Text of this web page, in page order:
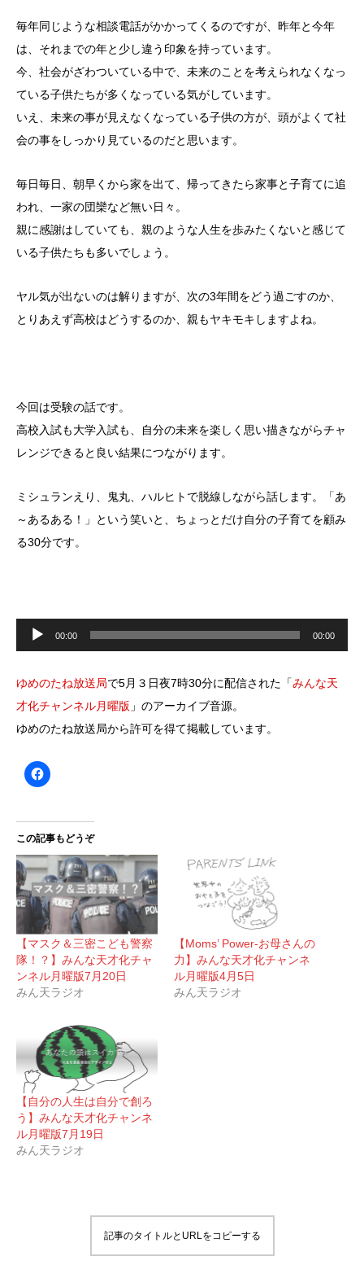
毎年同じような相談電話がかかってくるのですが、昨年と今年
は、それまでの年と少し違う印象を持っています。
今、社会がざわついている中で、未来のことを考えられなくなっ
ている子供たちが多くなっている気がしています。
いえ、未来の事が見えなくなっている子供の方が、頭がよくて社
会の事をしっかり見ているのだと思います。
毎日毎日、朝早くから家を出て、帰ってきたら家事と子育てに追
われ、一家の団欒など無い日々。
親に感謝はしていても、親のような人生を歩みたくないと感じて
いる子供たちも多いでしょう。
ヤル気が出ないのは解りますが、次の3年間をどう過ごすのか、
とりあえず高校はどうするのか、親もヤキモキしますよね。
今回は受験の話です。
高校入試も大学入試も、自分の未来を楽しく思い描きながらチャ
レンジできると良い結果につながります。
ミシュランえり、鬼丸、ハルヒトで脱線しながら話します。「あ
～あるある！」という笑いと、ちょっとだけ自分の子育てを顧み
る30分です。
ヤ
ー
00:00 00:00
ゆめのたね放送局で5月３日夜7時30分に配信された「みんな天
才化チャンネル月曜版 」のアーカイブ音源。
ゆめのたね放送局から許可を得て掲載しています。
この記事もどうぞ
【マスク＆三密こども警察
隊！？】みんな天才化チャ
ンネル月曜版7月20日
みん天ラジオ
【Moms’ Power-お母さんの
力】みんな天才化チャンネ
ル月曜版4月5日
みん天ラジオ
【自分の人生は自分で創ろ
う】みんな天才化チャンネ
ル月曜版7月19日
みん天ラジオ
記事のタイトルとURLをコピーする